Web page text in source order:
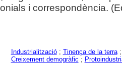
i correspondència.
Industrialització; Tinença de la terra
Creixement demogràfic ;